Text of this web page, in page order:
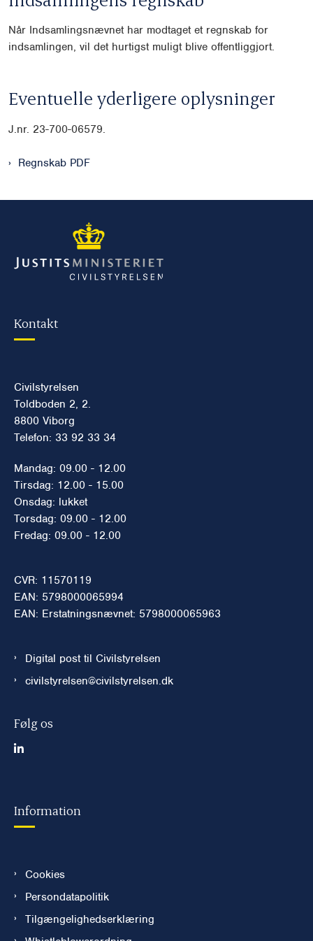
Når Indsamlingsnævnet har modtaget et regnskab for
indsamlingen, vil det hurtigst muligt blive offentliggjort.
Eventuelle yderligere oplysninger
J.nr. 23-700-06579.
Regnskab PDF
Kontakt
Civilstyrelsen
Toldboden 2, 2.
8800 Viborg
Telefon: 33 92 33 34
Mandag: 09.00 - 12.00
Tirsdag: 12.00 - 15.00
Onsdag: lukket
Torsdag: 09.00 - 12.00
Fredag: 09.00 - 12.00
CVR: 11570119
EAN: 5798000065994
EAN: Erstatningsnævnet: 5798000065963
Digital post til Civilstyrelsen
civilstyrelsen@civilstyrelsen.dk
Følg os
Information
Cookies
Persondatapolitik
Tilgængelighedserklæring